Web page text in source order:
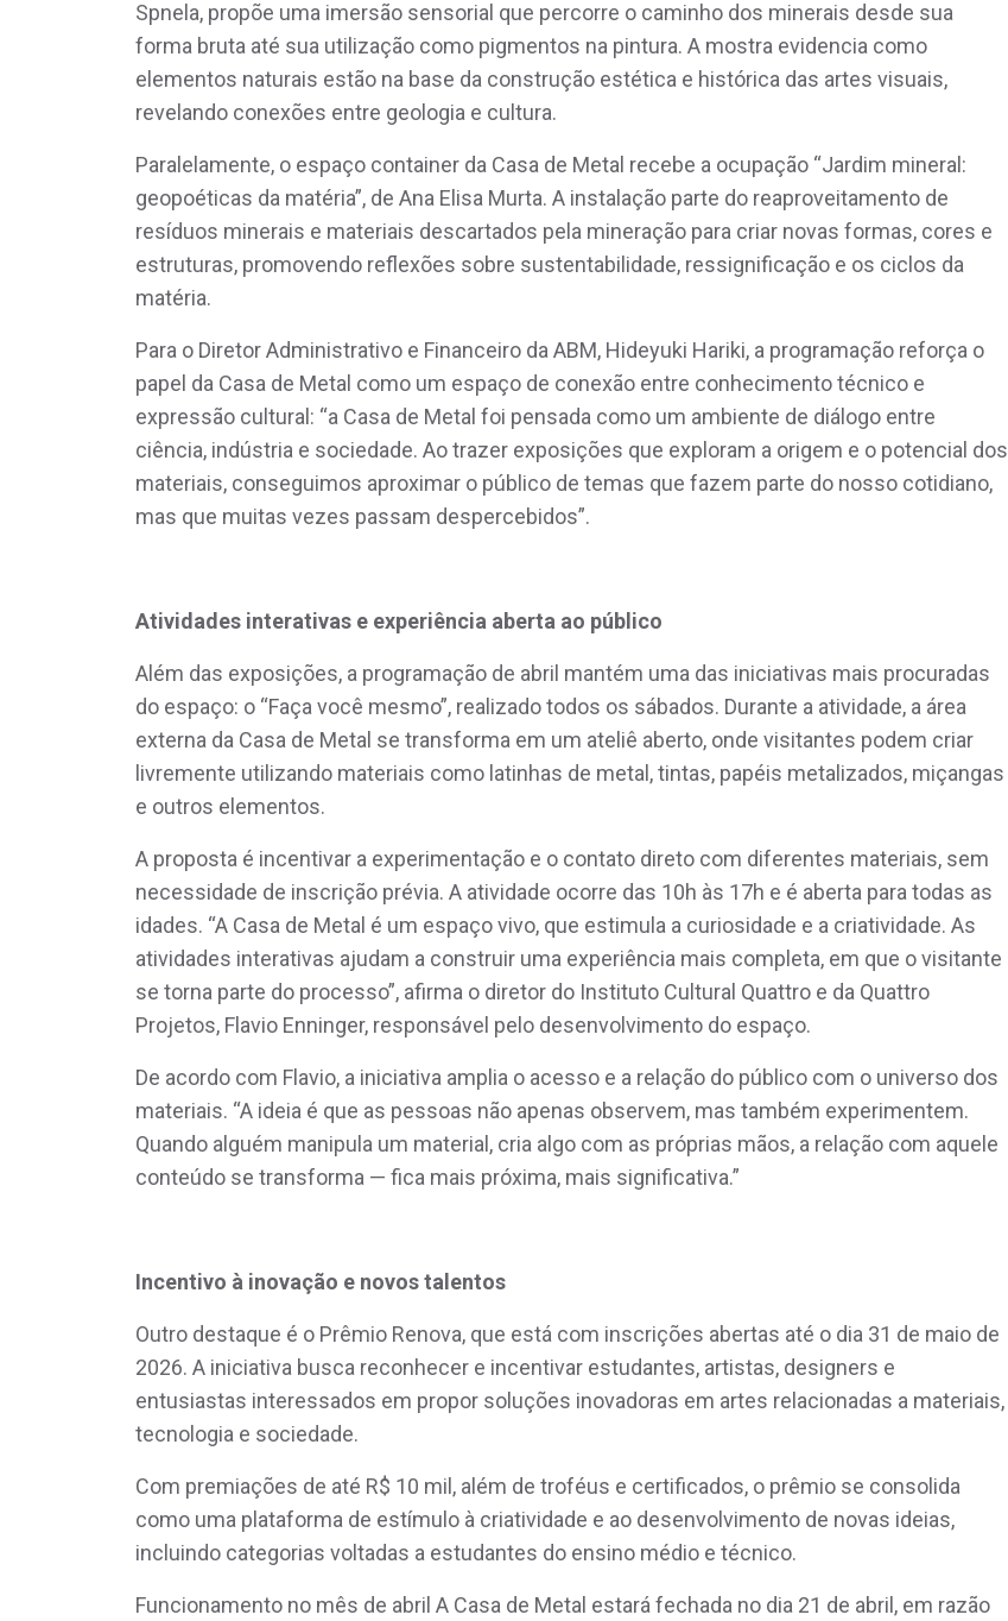
Spnela, propõe uma imersão sensorial que percorre o caminho dos minerais desde sua
forma bruta até sua utilização como pigmentos na pintura. A mostra evidencia como
elementos naturais estão na base da construção estética e histórica das artes visuais,
revelando conexões entre geologia e cultura.
Paralelamente, o espaço container da Casa de Metal recebe a ocupação “Jardim mineral:
geopoéticas da matéria”, de Ana Elisa Murta. A instalação parte do reaproveitamento de
resíduos minerais e materiais descartados pela mineração para criar novas formas, cores e
estruturas, promovendo reflexões sobre sustentabilidade, ressignificação e os ciclos da
matéria.
Para o Diretor Administrativo e Financeiro da ABM, Hideyuki Hariki, a programação reforça o
papel da Casa de Metal como um espaço de conexão entre conhecimento técnico e
expressão cultural: “a Casa de Metal foi pensada como um ambiente de diálogo entre
ciência, indústria e sociedade. Ao trazer exposições que exploram a origem e o potencial dos
materiais, conseguimos aproximar o público de temas que fazem parte do nosso cotidiano,
mas que muitas vezes passam despercebidos”.
Atividades interativas e experiência aberta ao público
Além das exposições, a programação de abril mantém uma das iniciativas mais procuradas
do espaço: o “Faça você mesmo”, realizado todos os sábados. Durante a atividade, a área
externa da Casa de Metal se transforma em um ateliê aberto, onde visitantes podem criar
livremente utilizando materiais como latinhas de metal, tintas, papéis metalizados, miçangas
e outros elementos.
A proposta é incentivar a experimentação e o contato direto com diferentes materiais, sem
necessidade de inscrição prévia. A atividade ocorre das 10h às 17h e é aberta para todas as
idades. “A Casa de Metal é um espaço vivo, que estimula a curiosidade e a criatividade. As
atividades interativas ajudam a construir uma experiência mais completa, em que o visitante
se torna parte do processo”, afirma o diretor do Instituto Cultural Quattro e da Quattro
Projetos, Flavio Enninger, responsável pelo desenvolvimento do espaço.
De acordo com Flavio, a iniciativa amplia o acesso e a relação do público com o universo dos
materiais. “A ideia é que as pessoas não apenas observem, mas também experimentem.
Quando alguém manipula um material, cria algo com as próprias mãos, a relação com aquele
conteúdo se transforma — fica mais próxima, mais significativa.”
Incentivo à inovação e novos talentos
Outro destaque é o Prêmio Renova, que está com inscrições abertas até o dia 31 de maio de
2026. A iniciativa busca reconhecer e incentivar estudantes, artistas, designers e
entusiastas interessados em propor soluções inovadoras em artes relacionadas a materiais,
tecnologia e sociedade.
Com premiações de até R$ 10 mil, além de troféus e certificados, o prêmio se consolida
como uma plataforma de estímulo à criatividade e ao desenvolvimento de novas ideias,
incluindo categorias voltadas a estudantes do ensino médio e técnico.
Funcionamento no mês de abril A Casa de Metal estará fechada no dia 21 de abril, em razão